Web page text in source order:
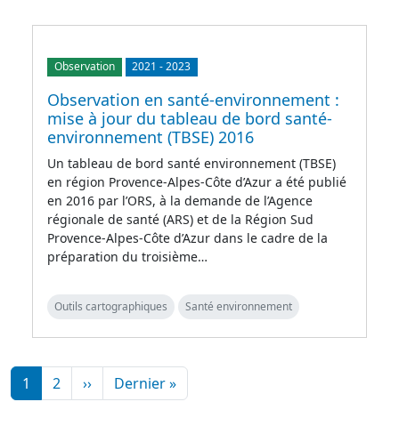
Observation 2021 -2023
Observation en santé-environnement :
mise à jour du tableau de bord santé-
environnement (TBSE) 2016
Un tableau de bord santé environnement (TBSE)
en région Provence-Alpes-Côte d’Azur a été publié
en 2016 par l’ORS, à la demande de l’Agence
régionale de santé (ARS) et de la Région Sud
Provence-Alpes-Côte d’Azur dans le cadre de la
préparation du troisième…
Outils cartographiques Santé environnement
Pagination
1 2 ››Page suivante
Dernier »Dernière page